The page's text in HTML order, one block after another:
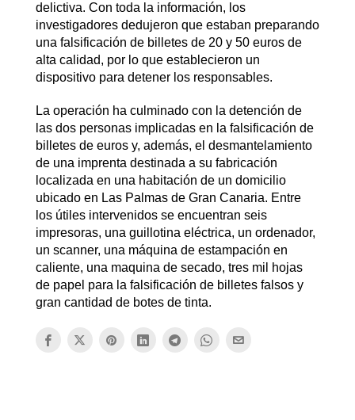
delictiva. Con toda la información, los
investigadores dedujeron que estaban preparando
una falsificación de billetes de 20 y 50 euros de
alta calidad, por lo que establecieron un
dispositivo para detener los responsables.
La operación ha culminado con la detención de
las dos personas implicadas en la falsificación de
billetes de euros y, además, el desmantelamiento
de una imprenta destinada a su fabricación
localizada en una habitación de un domicilio
ubicado en Las Palmas de Gran Canaria. Entre
los útiles intervenidos se encuentran seis
impresoras, una guillotina eléctrica, un ordenador,
un scanner, una máquina de estampación en
caliente, una maquina de secado, tres mil hojas
de papel para la falsificación de billetes falsos y
gran cantidad de botes de tinta.